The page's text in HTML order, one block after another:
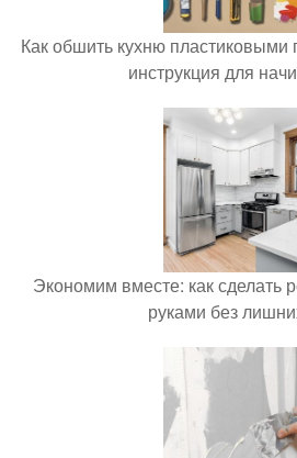
Как обшить кухню
инструкция для
Экономим вместе: как сделать
руками без